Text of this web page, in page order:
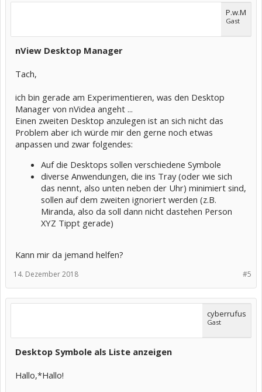
P.w.M
Gast
nView Desktop Manager
Tach,
ich bin gerade am Experimentieren, was den Desktop
Manager von nVidea angeht ...
Einen zweiten Desktop anzulegen ist an sich nicht das
Problem aber ich würde mir den gerne noch etwas
anpassen und zwar folgendes:
Auf die Desktops sollen verschiedene Symbole
diverse Anwendungen, die ins Tray (oder wie sich
das nennt, also unten neben der Uhr) minimiert sind,
sollen auf dem zweiten ignoriert werden (z.B.
Miranda, also da soll dann nicht dastehen Person
XYZ Tippt gerade)
Kann mir da jemand helfen?
#5
14. Dezember 2018
cyberrufus
Gast
Desktop Symbole als Liste anzeigen
Hallo,*Hallo!